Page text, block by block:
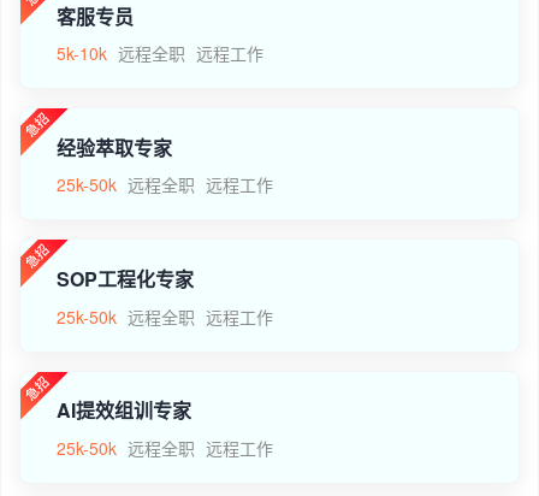
客服专员
5k-10k 远程全职 远程工作
经验萃取专家
25k-50k 远程全职 远程工作
SOP工程化专家
25k-50k 远程全职 远程工作
AI提效组训专家
25k-50k 远程全职 远程工作